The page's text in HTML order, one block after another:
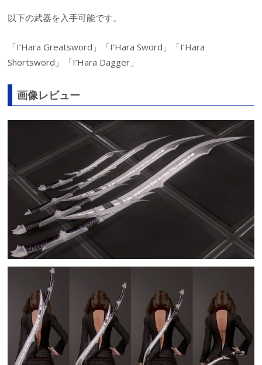
以下の武器を入手可能です。
「I’Hara Greatsword」「I’Hara Sword」「I’Hara
Shortsword」「I’Hara Dagger」
画像レビュー